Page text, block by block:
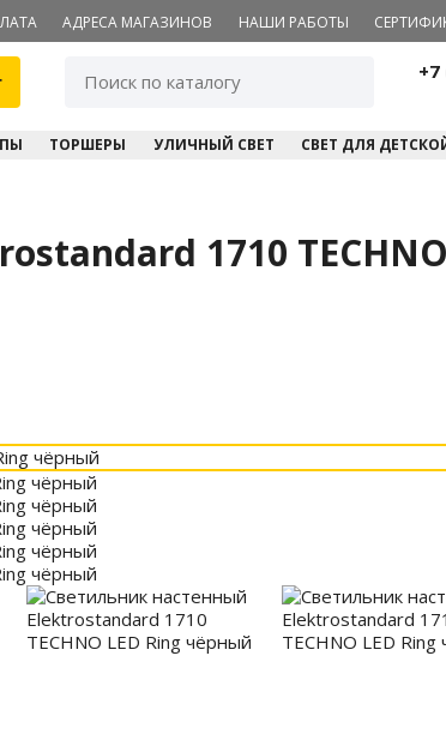
АДРЕСА МАГАЗИНОВ НАШИ РАБОТЫ
+7
ТОРШЕРЫ УЛИЧНЫЙ СВЕТ СВЕТ ДЛЯ
1710